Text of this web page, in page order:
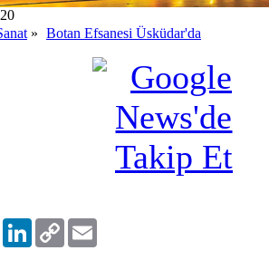
» Botan Efsanesi Üsküdar'da
WhatsAppLinkedIn
Copy
Link